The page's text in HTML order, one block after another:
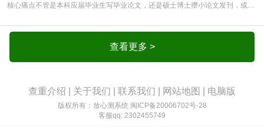
核心痛点不管是本科应届毕业生写毕业论文，还是硕士博士攒小论文发刊，或是
自己逐句读逐句改，熬好几个大夜不说，还经常改不到点上，交上去才发现重复
率超标，再返工太折腾。现在有了成熟的ai论文工具，这些痛点基本都能高效解
决。靠谱的ai论文工具，不止能帮你梳查看更多 >
查重介绍 关于我们 联系我们 网站地图 电脑版
版权所有：放心测系统 闽ICP备20006702号-28
客服qq: 2302455749